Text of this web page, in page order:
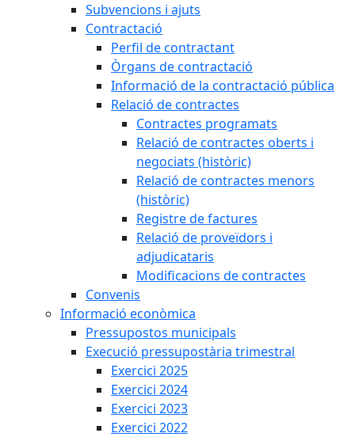
Subvencions i ajuts
Contractació
Perfil de contractant
Òrgans de contractació
Informació de la contractació pública
Relació de contractes
Contractes programats
Relació de contractes oberts i
negociats (històric)
Relació de contractes menors
(històric)
Registre de factures
Relació de proveïdors i
adjudicataris
Modificacions de contractes
Convenis
Informació econòmica
Pressupostos municipals
Execució pressupostària trimestral
Exercici 2025
Exercici 2024
Exercici 2023
Exercici 2022